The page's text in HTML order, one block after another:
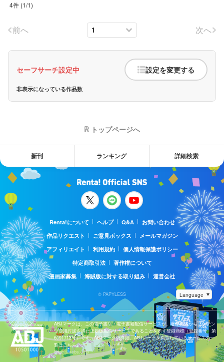
4件 (1/1)
前へ 次へ
セーフサーチ設定中 設定を変更する
非表示になっている作品数
トップページへ
新刊 ランキング 詳細検索
Renta!について ヘルプ Q&A
お問い合わせ
作品リクエスト
ご意見ボックス
メールマガジン
アフィリエイト
利用規約
個人情報保護ポリシー
特定商取引法
著作権について
漫画家募集
海賊版に対する取り組み 運営会社
© PAPYLESS
ABJマークは、この電子書店・電子書籍配信サービスが、著作権者からコンテン
ツ使用許諾を得た正規版配信サービスであることを示す登録商標（登録番号 第
6091713号）です。ABJマークの詳細、ABJマークを掲示しているサービスの一
覧はこちら。
https://aebs.or.jp